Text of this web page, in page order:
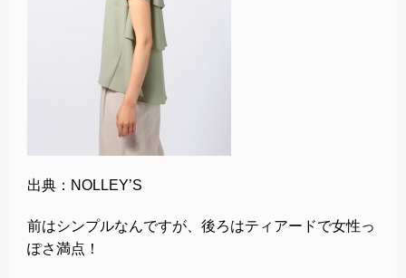
出典：NOLLEY’S
前はシンプルなんですが、後ろはティアードで女性っ
ぽさ満点！